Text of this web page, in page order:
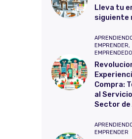
Lleva tu
siguiente
EMPRENDER,
Compra:
al
Sector
EMPRENDER